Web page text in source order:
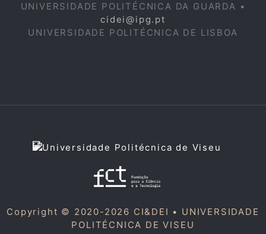
UNIVERSIDADE POLITÉCNICA DA GUARDA •
cidei@ipg.pt
UNIVERSIDADE POLITÉCNICA DE LISBOA
Copyright © 2020-2026 CI&DEI • UNIVERSIDADE
POLITÉCNICA DE VISEU